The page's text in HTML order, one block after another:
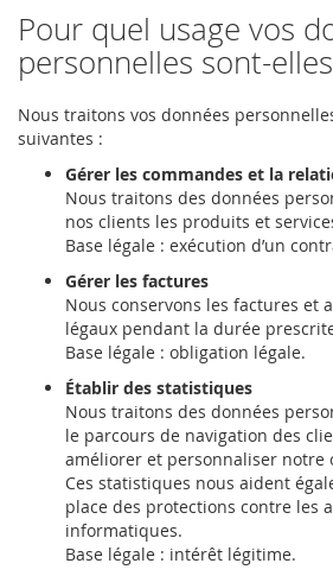
Pour quel usage vos
personnelles sont-
Nous traitons vos données
suivantes :
Gérer les commandes et la
Nous traitons des données
nos clients les produits et
Base légale : exécution d’un
Gérer les factures
Nous conservons les factures et
légaux pendant la durée
Base légale : obligation légale.
Établir des statistiques
Nous traitons des données
le parcours de navigation des
améliorer et personnaliser notre
Ces statistiques nous aident
place des protections contre les
informatiques.
Base légale : intérêt légitime.